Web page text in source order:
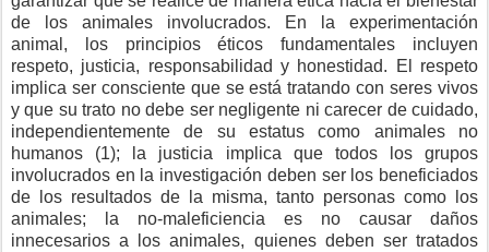
de los animales involucrados. En la experimentación
animal, los principios éticos fundamentales incluyen
respeto, justicia, responsabilidad y honestidad. El respeto
implica ser consciente que se está tratando con seres vivos
y que su trato no debe ser negligente ni carecer de cuidado,
independientemente de su estatus como animales no
humanos (1); la justicia implica que todos los grupos
involucrados en la investigación deben ser los beneficiados
de los resultados de la misma, tanto personas como los
animales; la no-maleficiencia es no causar daños
innecesarios a los animales, quienes deben ser tratados